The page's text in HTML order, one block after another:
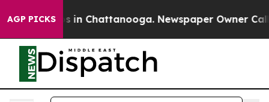
AGP PICKS
Chaos in Chattanooga. Newspaper Owner Calls